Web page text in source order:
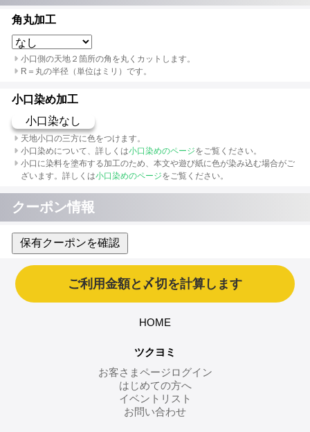
角丸加工
小口側の天地２箇所の角を丸くカットします。
R＝丸の半径（単位はミリ）です。
小口染め加工
小口染なし
天地小口の三方に色をつけます。
小口染めについて、詳しくは小口染めのページをご覧ください。
小口に染料を塗布する加工のため、本文や遊び紙に色が染み込む場合がご
ざいます。詳しくは小口染めのページをご覧ください。
クーポン情報
保有クーポンを確認
HOME
ツクヨミ
お客さまページログイン
はじめての方へ
イベントリスト
お問い合わせ